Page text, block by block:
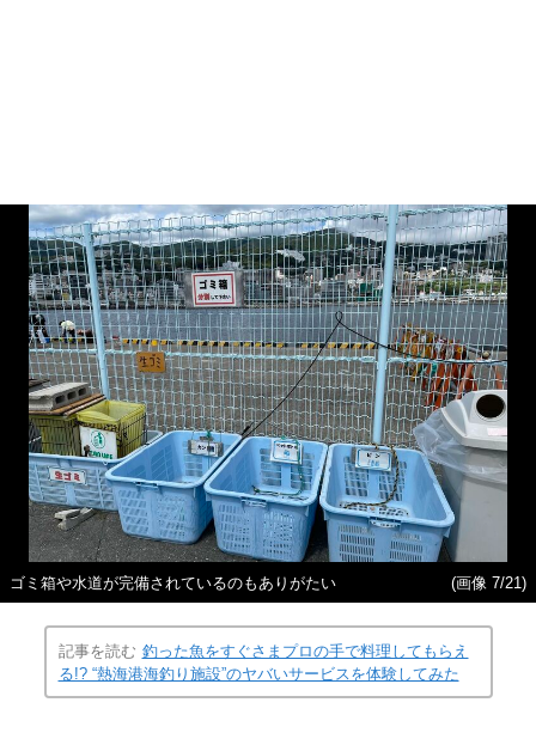
ゴミ箱や水道が完備されているのもありがたい (画像 7/21)
記事を読む 釣った魚をすぐさまプロの手で料理してもらえ
る!? “熱海港海釣り施設”のヤバいサービスを体験してみた